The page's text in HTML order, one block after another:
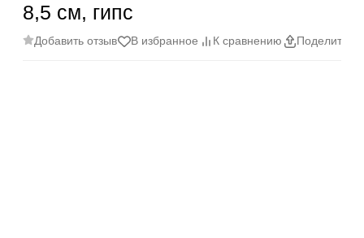
8,5 см, гипс
Добавить отзыв В избранное К сравнению Поделиться